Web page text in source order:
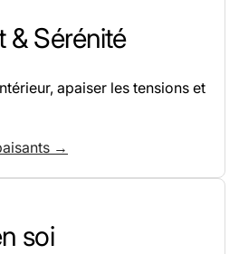
& Sérénité
apaiser les tensions et
→
soi